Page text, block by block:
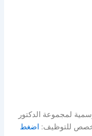
لمجموعة الدكتور
للتوظيف: اضغط